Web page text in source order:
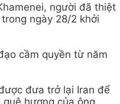
người đã thiệt
ngày 28/2 khởi
cầm quyền từ năm
đưa trở lại Iran để
hương của ông.